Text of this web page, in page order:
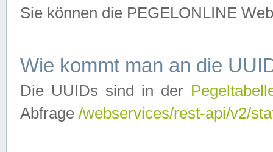
Sie können die PEGELONLINE
Wie kommt man an die
Die UUIDs sind in der
Abfrage /webservices/rest-api/v2/